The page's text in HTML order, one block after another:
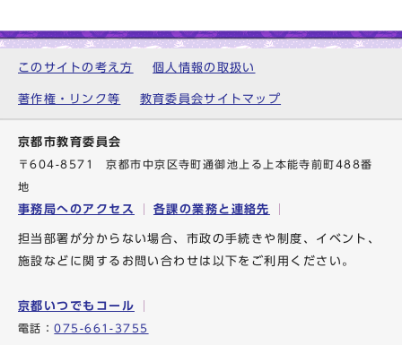
このサイトの考え方 個人情報の取扱い
著作権・リンク等 教育委員会サイトマップ
京都市教育委員会
〒604-8571 京都市中京区寺町通御池上る上本能寺前町488番
地
事務局へのアクセス 各課の業務と連絡先
担当部署が分からない場合、市政の手続きや制度、イベント、
施設などに関するお問い合わせは以下をご利用ください。
京都いつでもコール
電話：075-661-3755